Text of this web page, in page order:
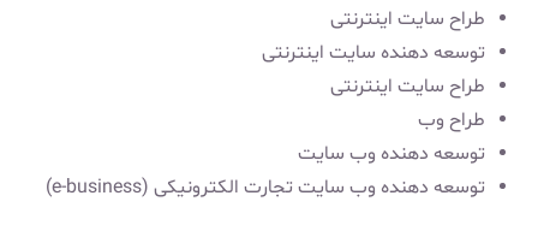
طراح سایت اینترنتی
توسعه دهنده سایت اینترنتی
طراح سایت اینترنتی
طراح وب
توسعه دهنده وب سایت
توسعه دهنده وب سایت تجارت الکترونیکی (e-business)